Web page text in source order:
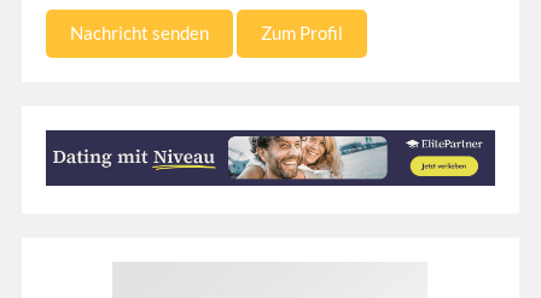
Nachricht senden Zum Profil